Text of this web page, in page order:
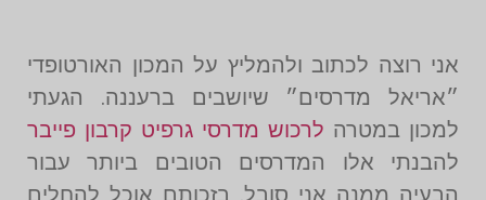
אני רוצה לכתוב ולהמליץ על המכון האורטופדי
״אריאל מדרסים״ שיושבים ברעננה. הגעתי
למכון במטרה לרכוש מדרסי גרפיט קרבון פייבר
להבנתי אלו המדרסים הטובים ביותר עבור
הבעיה ממנה אני סובל. בזכותם אוכל להחלים